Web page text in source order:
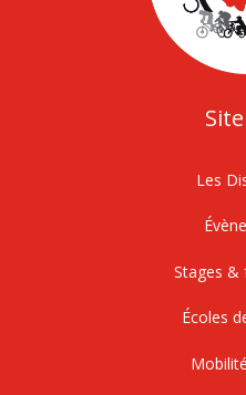
Les
Stages &
Écoles